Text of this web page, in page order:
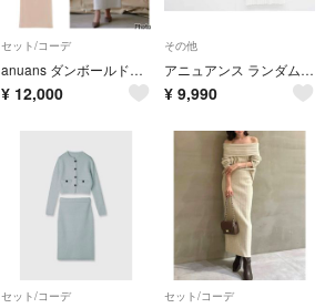
セット/コーデ
anuans ダンボールドルマンプルオーバー、タイトスカートセットアップ
¥ 12,000
その他
アニュアンス ランダムプリーツセットアップスカート M レディース オフホワイト【中古】【新入荷】‡
¥ 9,990
セット/コーデ セット/コーデ